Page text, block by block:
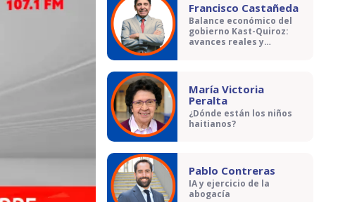
Francisco Castañeda
Balance económico del
gobierno Kast-Quiroz:
avances reales y
María Victoria
Peralta
¿Dónde están los niños
haitianos?
Pablo Contreras
IA y ejercicio de la
abogacía